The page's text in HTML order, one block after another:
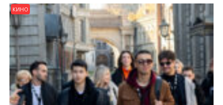
КИНО